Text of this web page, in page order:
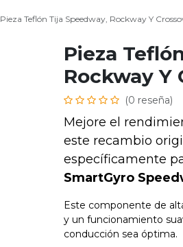
Pieza Teflón Tija Speedway, Rockway Y
Pieza
Rockway Y
(0 reseña)
Mejore el
este recambio
específicamente
SmartGyro
Este componente de
y un funcionamiento
conducción sea óptima.